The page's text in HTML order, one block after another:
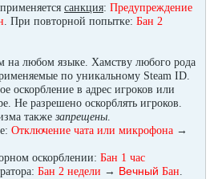
санкция: Предупреждение
. При повторной попытке: Бан 2
на любом языке. Хамству любого рода
по уникальному Steam ID.
оскорбление в адрес игроков или
Не разрешено оскорблять игроков.
также запрещены
Отключение чата или микрофона →
оскорблении: Бан 1 час
Бан 2 недели → Вечный Бан